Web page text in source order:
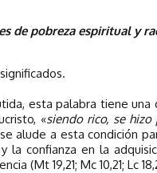
de pobreza espiritual y
esta palabra tiene una
«siendo rico, se
alude a esta condición
la confianza en la
(Mt 19,21; Mc 10,21; Lc